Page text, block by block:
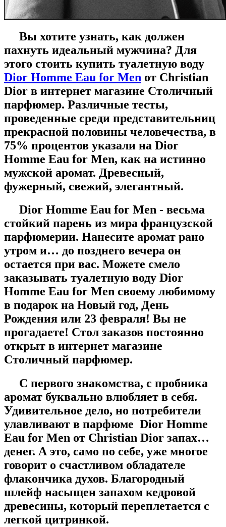
Вы хотите узнать, как должен
пахнуть идеальный мужчина? Для
этого стоить купить туалетную воду
Dior Homme Eau for Men от Christian
Dior в интернет магазине Столичный
парфюмер. Различные тесты,
проведенные среди представительниц
прекрасной половины человечества, в
75% процентов указали на Dior
Homme Eau for Men, как на истинно
мужской аромат. Древесный,
фужерный, свежий, элегантный.
Dior Homme Eau for Men - весьма
стойкий парень из мира французской
парфюмерии. Нанесите аромат рано
утром и… до позднего вечера он
остается при вас. Можете смело
заказывать туалетную воду Dior
Homme Eau for Men своему любимому
в подарок на Новый год, День
Рождения или 23 февраля! Вы не
прогадаете! Стол заказов постоянно
открыт в интернет магазине
Столичный парфюмер.
С первого знакомства, с пробника
аромат буквально влюбляет в себя.
Удивительное дело, но потребители
улавливают в парфюме Dior Homme
Eau for Men от Christian Dior запах…
денег. А это, само по себе, уже многое
говорит о счастливом обладателе
флакончика духов. Благородный
шлейф насыщен запахом кедровой
древесины, который переплетается с
легкой цитринкой.